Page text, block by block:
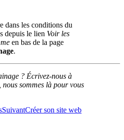
dans les conditions du
depuis le lien Voir les
en bas de la page
.
? Écrivez-nous à
, nous sommes là pour vous
SuivantCréer son site web